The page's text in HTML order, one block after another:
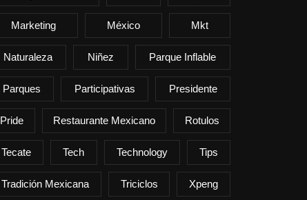
Marketing México Mkt
Naturaleza Niñez Parque Inflable
Parques Participativas Presidente
Pride Restaurante Mexicano Rotulos
Tecate Tech Technology Tips
Tradición Mexicana Triciclos Xpeng